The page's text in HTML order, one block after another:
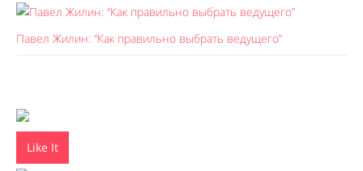
Павел Жилин: “Как правильно выбрать ведущего”
Like It